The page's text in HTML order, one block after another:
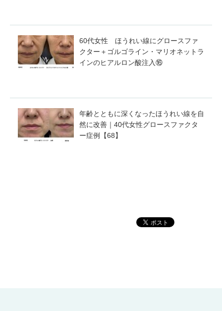
60代女性 ほうれい線にグロースファ
クター＋ゴルゴライン・マリオネットラ
インのヒアルロン酸注入⑯
年齢とともに深くなったほうれい線を自
然に改善｜40代女性グロースファクタ
ー症例【68】